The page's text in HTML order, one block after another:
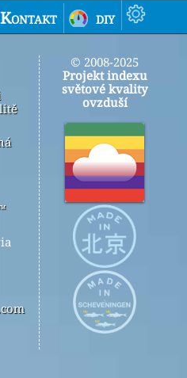
Kontakt diy
© 2008-2025
Projekt indexu
světové kvality
ovzduší